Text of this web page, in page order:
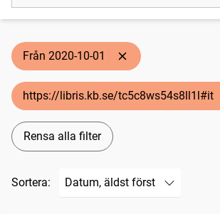
Från 2020-10-01
https://libris.kb.se/tc5c8ws54s8ll1l#it
Rensa alla filter
Sortera: